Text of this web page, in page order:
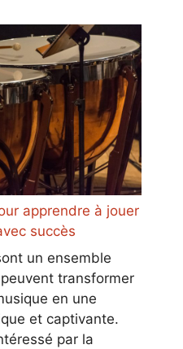
apprendre à jouer
succès
un ensemble
transformer
en une
et captivante.
par la